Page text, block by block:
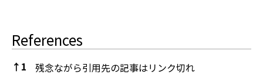
References
↑ 1
残念ながら引用先の記事はリンク切れ